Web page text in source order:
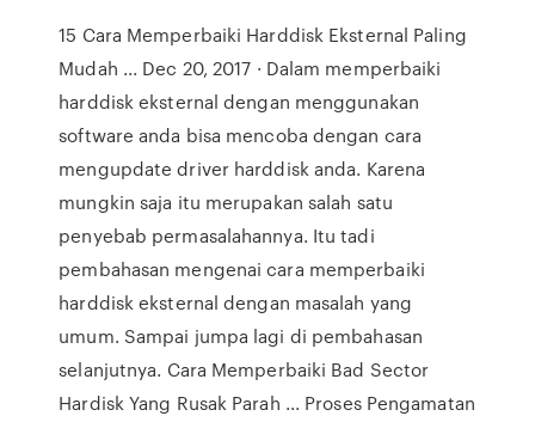
15 Cara Memperbaiki Harddisk Eksternal Paling
Mudah ... Dec 20, 2017 · Dalam memperbaiki
harddisk eksternal dengan menggunakan
software anda bisa mencoba dengan cara
mengupdate driver harddisk anda. Karena
mungkin saja itu merupakan salah satu
penyebab permasalahannya. Itu tadi
pembahasan mengenai cara memperbaiki
harddisk eksternal dengan masalah yang
umum. Sampai jumpa lagi di pembahasan
selanjutnya. Cara Memperbaiki Bad Sector
Hardisk Yang Rusak Parah ... Proses Pengamatan